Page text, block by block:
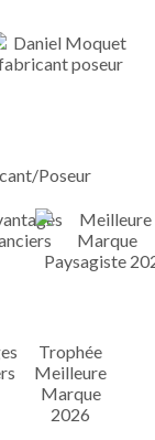
Poseur
Trophée
Meilleure
Marque
2026